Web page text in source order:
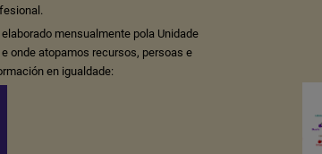
elaborado mensualmente pola Unidade
onde atopamos recursos, persoas e
en igualdade: